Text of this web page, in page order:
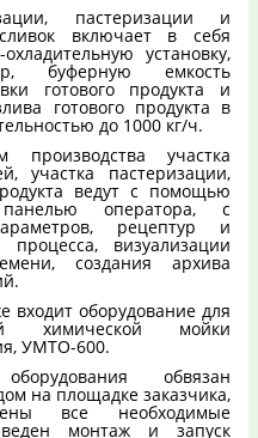
пастеризации и
сливок включает в себя
установку,
буферную емкость
готового продукта и
готового продукта в
до 1000 кг/ч.
производства участка
участка пастеризации,
ведут с помощью
оператора, с
рецептур и
процесса, визуализации
создания архива
входит оборудование для
химической мойки
УМТО-600.
обвязан
на площадке заказчика,
все необходимые
монтаж и запуск